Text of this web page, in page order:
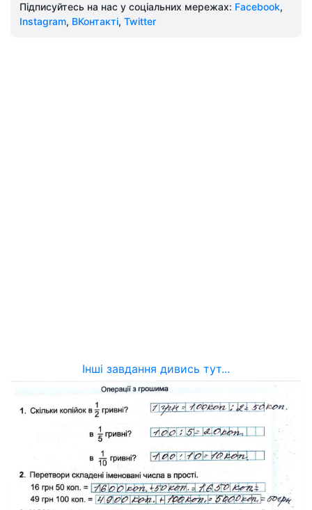
Підписуйтесь на нас у соціальних мережах: Facebook,
Instagram, ВКонтакті, Twitter
Інші завдання дивись тут...